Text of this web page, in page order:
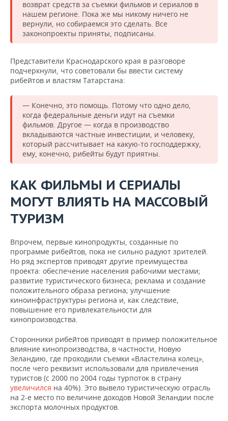
возврат средств за съемки фильмов и сериалов в
нашем регионе. Пока же мы никому ничего не
вернули, но собираемся это сделать. Все
законопроекты приняты, подписаны.
Представители Краснодарского края в разговоре
подчеркнули, что советовали бы ввести систему
рибейтов и властям Татарстана:
— Конечно, это помощь. Потому что одно дело,
когда федеральные деньги идут на съемки
фильмов. Другое — когда в производство
вкладываются частные инвестиции, и человеку,
который рассчитывает на какую-то господдержку,
ему, конечно, рибейты будут приятны.
КАК ФИЛЬМЫ И СЕРИАЛЫ
МОГУТ ВЛИЯТЬ НА МАССОВЫЙ
ТУРИЗМ
Впрочем, первые кинопродукты, созданные по
программе рибейтов, пока не сильно радуют зрителей.
Но ряд экспертов приводят другие преимущества
проекта: обеспечение населения рабочими местами;
развитие туристического бизнеса; реклама и создание
положительного образа региона; улучшение
киноинфраструктуры региона и, как следствие,
повышение его привлекательности для
кинопроизводства.
Сторонники рибейтов приводят в пример положительное
влияние кинопроизводства, в частности, Новую
Зеландию, где проходили съемки «Властелина колец»,
после чего реквизит использовали для привлечения
туристов (с 2000 по 2004 годы турпоток в страну
увеличился на 40%). Это вывело туристическую отрасль
на 2-е место по величине доходов Новой Зеландии после
экспорта молочных продуктов.